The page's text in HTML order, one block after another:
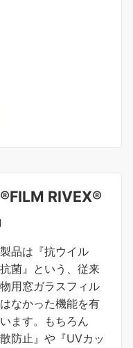
RIVEX®
品は『抗ウイル
菌』という、従来
用窓ガラスフィル
なかった機能を有
ます。もちろん
散防止』や『UVカッ